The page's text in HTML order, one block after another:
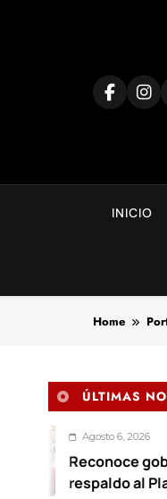
INICIO
Home
ÚLTIMAS
gobernadora al
al Plan de la Zona